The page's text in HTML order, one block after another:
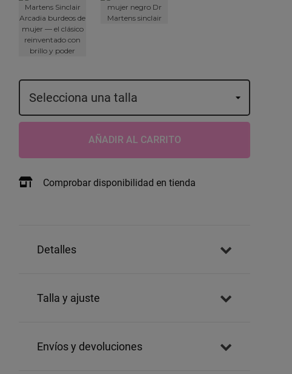
AÑADIR AL CARRITO
Comprobar disponibilidad en tienda
detalles
talla y ajuste
envíos y devoluciones